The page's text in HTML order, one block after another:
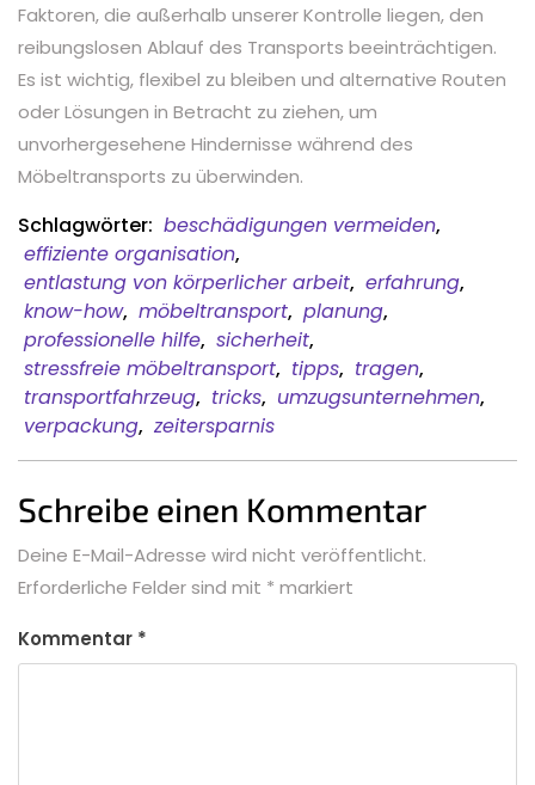
Faktoren, die außerhalb unserer Kontrolle liegen, den
reibungslosen Ablauf des Transports beeinträchtigen.
Es ist wichtig, flexibel zu bleiben und alternative Routen
oder Lösungen in Betracht zu ziehen, um
unvorhergesehene Hindernisse während des
Möbeltransports zu überwinden.
Schlagwörter: beschädigungen vermeiden,
effiziente organisation,
entlastung von körperlicher arbeit, erfahrung,
know-how, möbeltransport, planung,
professionelle hilfe, sicherheit,
stressfreie möbeltransport, tipps, tragen,
transportfahrzeug, tricks, umzugsunternehmen,
verpackung, zeitersparnis
Schreibe einen Kommentar
Deine E-Mail-Adresse wird nicht veröffentlicht.
Erforderliche Felder sind mit * markiert
Kommentar *